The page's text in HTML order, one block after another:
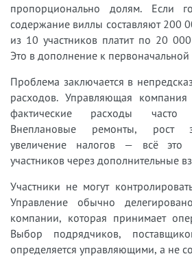
пропорционально долям. Если
содержание виллы составляют 200
из 10 участников платит по 20
Это в дополнение к
Проблема заключается в
расходов. Управляющая
фактические расходы
Внеплановые ремонты, рост
увеличение налогов — всё это
участников через дополнительные
Участники не могут
Управление обычно
компании, которая принимает
Выбор подрядчиков,
определяется управляющими, а не